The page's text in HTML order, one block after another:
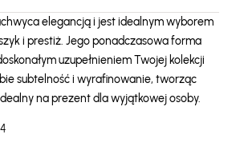
elegancją i jest idealnym wyborem
i prestiż. Jego ponadczasowa forma
uzupełnieniem Twojej kolekcji
subtelność i wyrafinowanie, tworząc
na prezent dla wyjątkowej osoby.